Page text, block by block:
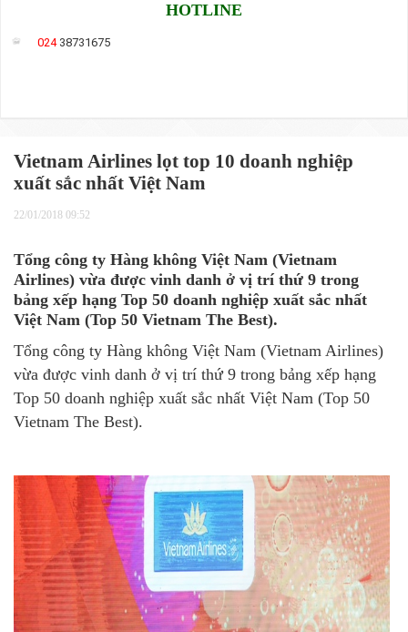
HOTLINE
02438731675
Vietnam Airlines lọt top 10 doanh nghiệp
xuất sắc nhất Việt Nam
22/01/2018 09:52
Tổng công ty Hàng không Việt Nam (Vietnam
Airlines) vừa được vinh danh ở vị trí thứ 9 trong
bảng xếp hạng Top 50 doanh nghiệp xuất sắc nhất
Việt Nam (Top 50 Vietnam The Best).
Tổng công ty Hàng không Việt Nam (Vietnam Airlines)
vừa được vinh danh ở vị trí thứ 9 trong bảng xếp hạng
Top 50 doanh nghiệp xuất sắc nhất Việt Nam (Top 50
Vietnam The Best).